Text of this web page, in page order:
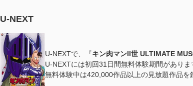
U-NEXT
U-NEXTで、『キン肉マンII世 ULTIMATE
U-NEXTには初回31日間無料体験期間がありま
無料体験中は420,000作品以上の見放題作品を